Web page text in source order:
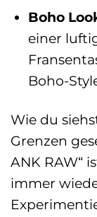
Boho
einer
Boho-
Wie du
Grenzen
ANK RAW“
immer